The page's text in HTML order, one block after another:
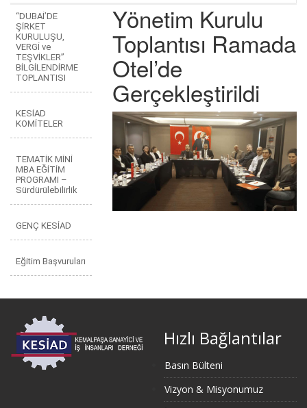
“DUBAİ’DE
ŞİRKET
KURULUŞU,
VERGİ ve
TEŞVİKLER”
BİLGİLENDİRME
TOPLANTISI
KESİAD
KOMİTELER
TEMATİK MİNİ
MBA EĞİTİM
PROGRAMI –
Sürdürülebilirlik
GENÇ KESİAD
Eğitim Başvuruları
Yönetim Kurulu
Toplantısı Ramada
Otel’de
Gerçekleştirildi
Hızlı Bağlantılar
Basın Bülteni
Vizyon & Misyonumuz